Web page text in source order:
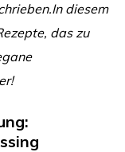
In diesem
das zu